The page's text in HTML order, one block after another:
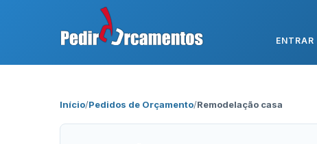
ENTRAR
Início/Pedidos de Orçamento/Remodelação casa